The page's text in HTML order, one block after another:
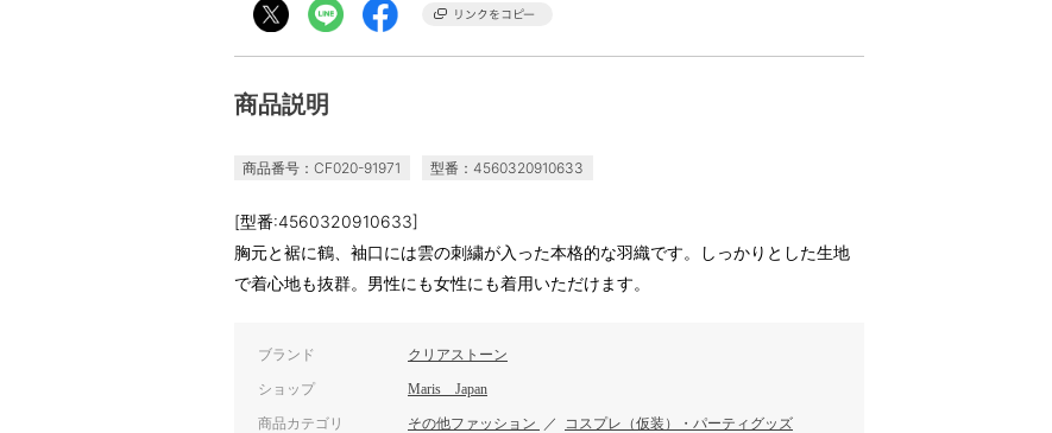
商品説明
商品番号：CF020-91971 型番：4560320910633
[型番:4560320910633]
胸元と裾に鶴、袖口には雲の刺繍が入った本格的な羽織です。しっかりとした生地
で着心地も抜群。男性にも女性にも着用いただけます。
ブランド クリアストーン
ショップ Maris Japan
商品カテゴリ その他ファッション ／ コスプレ（仮装）・パーティグッズ